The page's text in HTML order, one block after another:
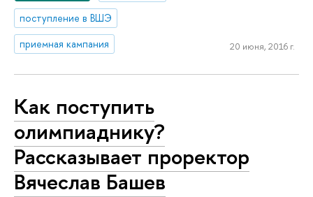
поступление в ВШЭ
приемная кампания
20 июня, 2016 г.
Как поступить
олимпиаднику?
Рассказывает проректор
Вячеслав Башев